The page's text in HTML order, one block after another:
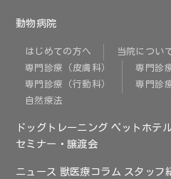
動物病院
はじめての方へ 当院につい
専門診療（皮膚科）
専門診
専門診療（行動科）
専門診
自然療法
ドッグトレーニング ペットホテ
セミナー・譲渡会
ニュース 獣医療コラム スタッフ